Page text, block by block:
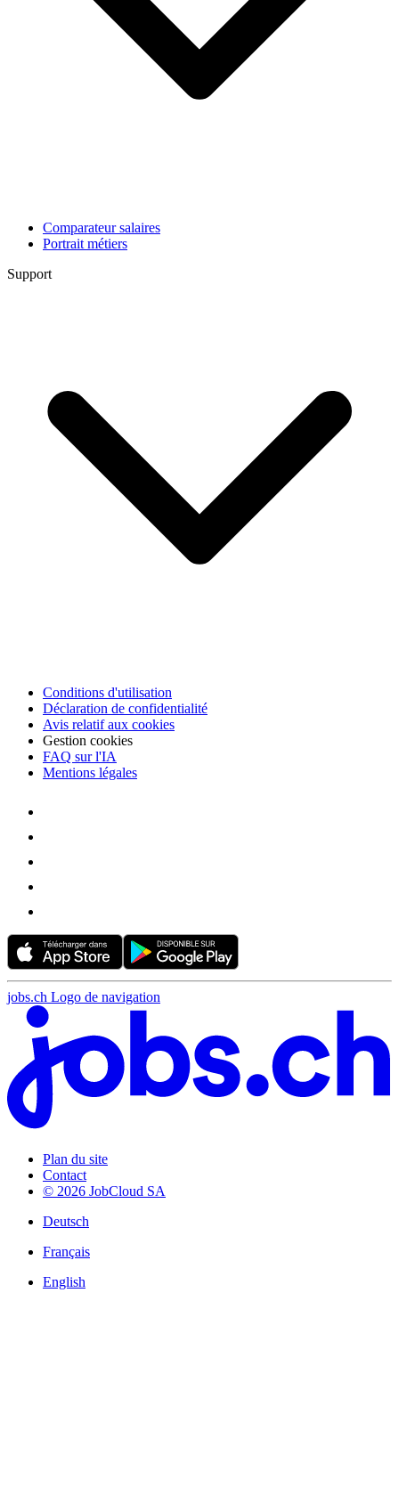
Comparateur salaires
Portrait métiers
Support
Conditions d'utilisation
Déclaration de confidentialité
Avis relatif aux cookies
Gestion cookies
FAQ sur l'IA
Mentions légales
jobs.ch Logo de navigation
Plan du site
Contact
© 2026 JobCloud SA
Deutsch
Français
English